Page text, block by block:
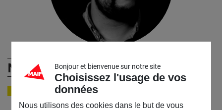
Norman AjariBonjour et bienvenue sur notre site
Choisissez l'usage de vos
données
Nous utilisons des cookies dans le but de vous